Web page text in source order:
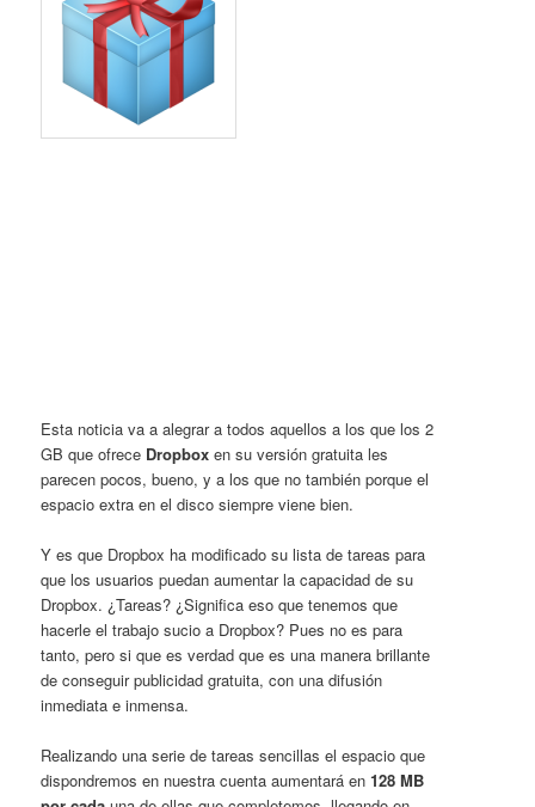
Esta noticia va a alegrar a todos aquellos a los que los 2
GB que ofrece Dropbox en su versión gratuita les
parecen pocos, bueno, y a los que no también porque el
espacio extra en el disco siempre viene bien.
Y es que Dropbox ha modificado su lista de tareas para
que los usuarios puedan aumentar la capacidad de su
Dropbox. ¿Tareas? ¿Significa eso que tenemos que
hacerle el trabajo sucio a Dropbox? Pues no es para
tanto, pero si que es verdad que es una manera brillante
de conseguir publicidad gratuita, con una difusión
inmediata e inmensa.
Realizando una serie de tareas sencillas el espacio que
dispondremos en nuestra cuenta aumentará en128 MB